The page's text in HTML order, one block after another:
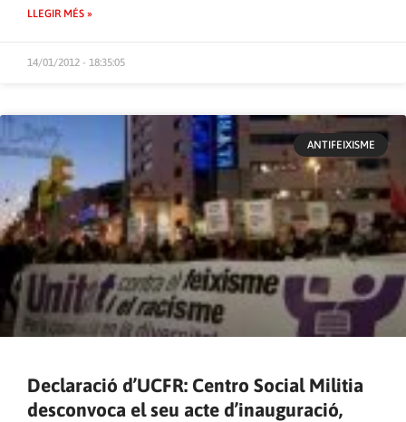
LLEGIR MÉS »
14/01/2012 - 18:35:05
ANTIFEIXISME
Declaració d’UCFR: Centro Social Militia
desconvoca el seu acte d’inauguració,